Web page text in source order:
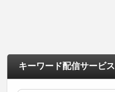
キーワード配信サービス